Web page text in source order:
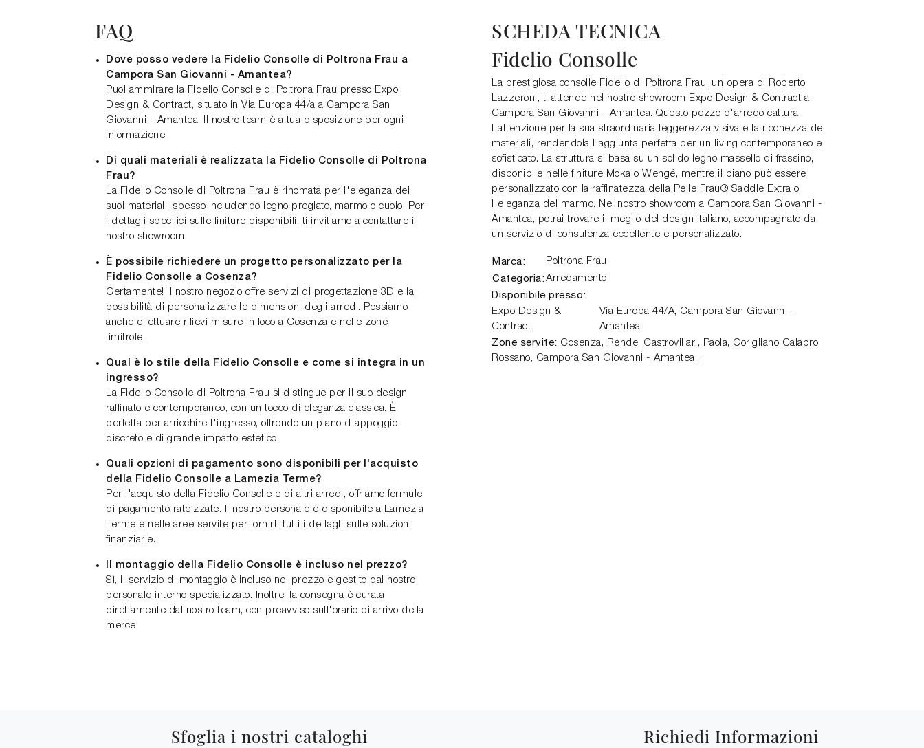
FAQ
Dove posso vedere la Fidelio Consolle di Poltrona Frau a
Campora San Giovanni - Amantea?
Puoi ammirare la Fidelio Consolle di Poltrona Frau presso Expo
Design & Contract, situato in Via Europa 44/a a Campora San
Giovanni - Amantea. Il nostro team è a tua disposizione per ogni
informazione.
Di quali materiali è realizzata la Fidelio Consolle di Poltrona
Frau?
La Fidelio Consolle di Poltrona Frau è rinomata per l'eleganza dei
suoi materiali, spesso includendo legno pregiato, marmo o cuoio. Per
i dettagli specifici sulle finiture disponibili, ti invitiamo a contattare il
nostro showroom.
È possibile richiedere un progetto personalizzato per la
Fidelio Consolle a Cosenza?
Certamente! Il nostro negozio offre servizi di progettazione 3D e la
possibilità di personalizzare le dimensioni degli arredi. Possiamo
anche effettuare rilievi misure in loco a Cosenza e nelle zone
limitrofe.
Qual è lo stile della Fidelio Consolle e come si integra in un
ingresso?
La Fidelio Consolle di Poltrona Frau si distingue per il suo design
raffinato e contemporaneo, con un tocco di eleganza classica. È
perfetta per arricchire l'ingresso, offrendo un piano d'appoggio
discreto e di grande impatto estetico.
Quali opzioni di pagamento sono disponibili per l'acquisto
della Fidelio Consolle a Lamezia Terme?
Per l'acquisto della Fidelio Consolle e di altri arredi, offriamo formule
di pagamento rateizzate. Il nostro personale è disponibile a Lamezia
Terme e nelle aree servite per fornirti tutti i dettagli sulle soluzioni
finanziarie.
Il montaggio della Fidelio Consolle è incluso nel prezzo?
Sì, il servizio di montaggio è incluso nel prezzo e gestito dal nostro
personale interno specializzato. Inoltre, la consegna è curata
direttamente dal nostro team, con preavviso sull'orario di arrivo della
merce.
SCHEDA TECNICA
Fidelio Consolle
La prestigiosa consolle Fidelio di Poltrona Frau, un'opera di Roberto
Lazzeroni, ti attende nel nostro showroom Expo Design & Contract a
Campora San Giovanni - Amantea. Questo pezzo d'arredo cattura
l'attenzione per la sua straordinaria leggerezza visiva e la ricchezza dei
materiali, rendendola l'aggiunta perfetta per un living contemporaneo e
sofisticato. La struttura si basa su un solido legno massello di frassino,
disponibile nelle finiture Moka o Wengé, mentre il piano può essere
personalizzato con la raffinatezza della Pelle Frau® Saddle Extra o
l'eleganza del marmo. Nel nostro showroom a Campora San Giovanni -
Amantea, potrai trovare il meglio del design italiano, accompagnato da
un servizio di consulenza eccellente e personalizzato.
Marca: Poltrona Frau
Categoria: Arredamento
Disponibile presso:
Expo Design &
Contract
Via Europa 44/A, Campora San Giovanni -
Amantea
Zone servite: Cosenza, Rende, Castrovillari, Paola, Corigliano Calabro,
Rossano, Campora San Giovanni - Amantea...
Sfoglia i nostri cataloghi Richiedi Informazioni